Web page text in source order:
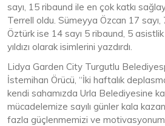
sayı, 15 ribaund ile en çok katkı
Terrell oldu. Sümeyya Özcan 17
Öztürk ise 14 sayı 5 ribaund, 5
yıldızı olarak isimlerini yazdırdı.
Lidya Garden City Turgutlu
İstemihan Örücü, “İki haftalık
kendi sahamızda Urla Belediyesine
mücadelemize sayılı günler kala
fazla güçlenmemizi ve